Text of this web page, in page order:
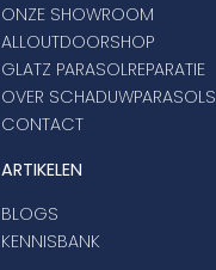
ONZE SHOWROOM
ALLOUTDOORSHOP
GLATZ PARASOLREPARATIE
OVER SCHADUWPARASOLS
CONTACT
ARTIKELEN
BLOGS
KENNISBANK